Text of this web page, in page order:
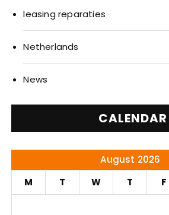
leasing reparaties
Netherlands
News
CALENDAR
August 2026
M
T W T F